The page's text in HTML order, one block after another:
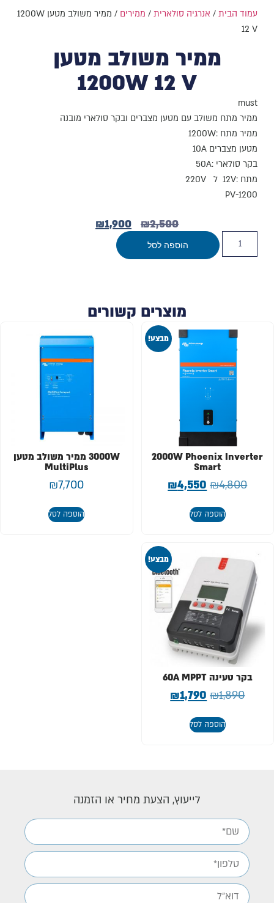
עמוד הבית/ אנרגיה סולארית/ ממירים
/ ממיר משולב מטען 1200W
12 V
ממיר משולב מטען
1200W 12 V
must
ממיר מתח משולב עם מטען מצברים ובקר סולארי מובנה
ממיר מתח :1200W
מטען מצברים 10A
בקר סולארי :50A
מתח :12V ל 220V
PV-1200
₪2,500
₪1,900
הוספה לסל
מוצרים קשורים
מבצע!
2000W Phoenix Inverter
Smart
₪4,800
₪4,550
הוספה לסל
3000W ממיר משולב מטען
MultiPlus
₪7,700
הוספה לסל
מבצע!
בקר טעינה 60A MPPT
₪1,890
₪1,790
הוספה לסל
לייעוץ, הצעת מחיר או הזמנה